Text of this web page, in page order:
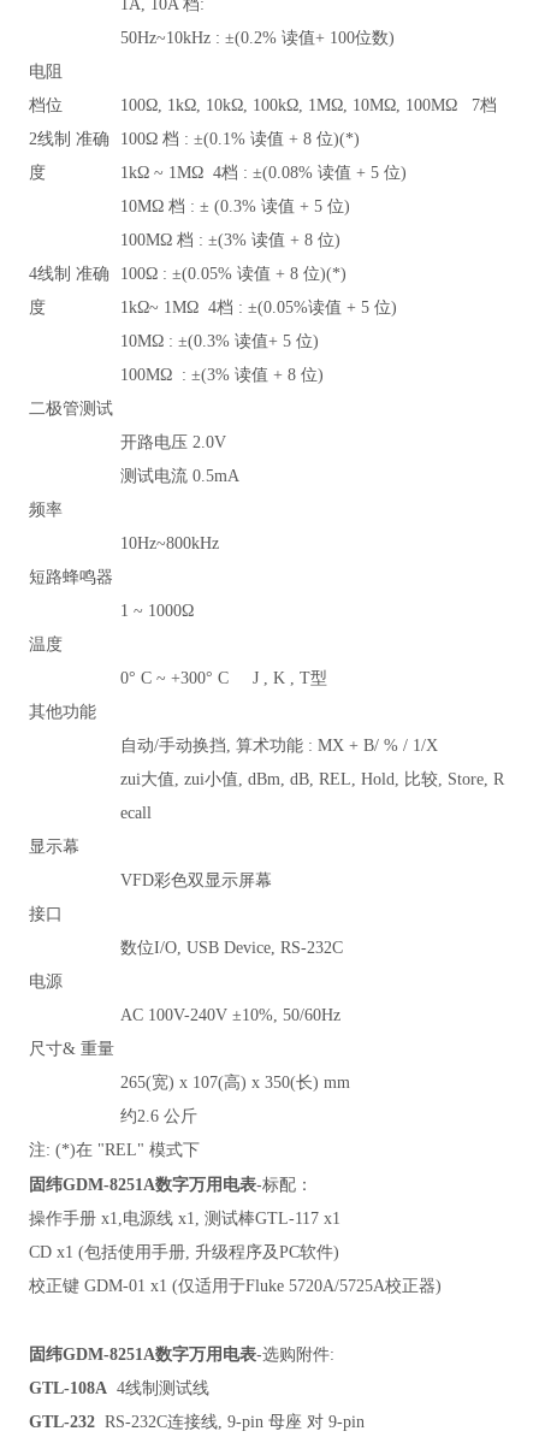
1A, 10A 档:
50Hz~10kHz : ±(0.2% 读值+ 100位数)
电阻
档位
100Ω, 1kΩ, 10kΩ, 100kΩ, 1MΩ, 10MΩ, 100MΩ 7档
2线制 准确
度
100Ω 档 : ±(0.1% 读值 + 8 位)(*)
1kΩ ~ 1MΩ 4档 : ±(0.08% 读值 + 5 位)
10MΩ 档 : ± (0.3% 读值 + 5 位)
100MΩ 档 : ±(3% 读值 + 8 位)
4线制 准确
度
100Ω : ±(0.05% 读值 + 8 位)(*)
1kΩ~ 1MΩ 4档 : ±(0.05%读值 + 5 位)
10MΩ : ±(0.3% 读值+ 5 位)
100MΩ : ±(3% 读值 + 8 位)
二极管测试
开路电压 2.0V
测试电流 0.5mA
频率
10Hz~800kHz
短路蜂鸣器
1 ~ 1000Ω
温度
0° C ~ +300° C J , K , T型
其他功能
自动/手动换挡, 算术功能 : MX + B/ % / 1/X
zui大值, zui小值, dBm, dB, REL, Hold, 比较, Store, R
ecall
显示幕
VFD彩色双显示屏幕
接口
数位I/O, USB Device, RS-232C
电源
AC 100V-240V ±10%, 50/60Hz
尺寸& 重量
265(宽) x 107(高) x 350(长) mm
约2.6 公斤
注: (*)在 "REL" 模式下
固纬GDM-8251A数字万用电表-标配：
操作手册 x1,电源线 x1, 测试棒GTL-117 x1
CD x1 (包括使用手册, 升级程序及PC软件)
校正键 GDM-01 x1 (仅适用于Fluke 5720A/5725A校正器)
固纬GDM-8251A数字万用电表-选购附件:
GTL-108A4线制测试线
GTL-232RS-232C连接线, 9-pin 母座 对 9-pin